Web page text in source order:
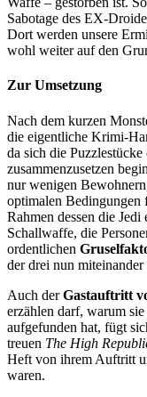
Sabotage des EX-
Dort werden unsere
wohl weiter auf den
Zur Umsetzung
Nach dem kurzen
die eigentliche Krimi-
da sich die
zusammenzusetzen
nur wenigen
optimalen Bedingungen
Rahmen dessen die
Schallwaffe, die
ordentlichen
der drei nun
Auch derGastauftritt
erzählen darf, warum
aufgefunden hat, fügt
treuen The High
Heft von ihrem Auftritt
waren.